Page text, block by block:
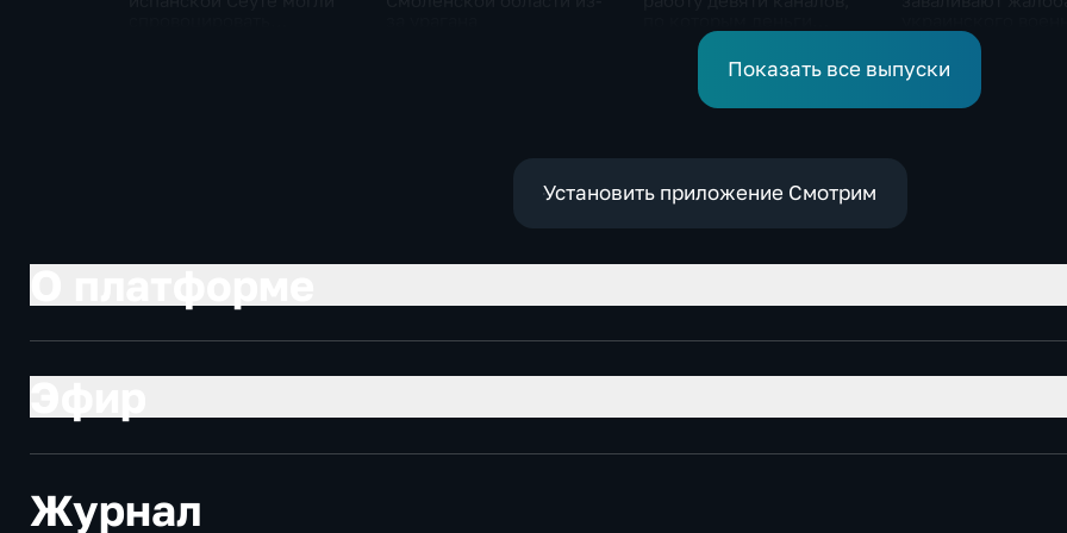
выводились за рубеж
через криптовалюту
омбудсмена
Показать все выпуски
Установить приложение Смотрим
Журнал